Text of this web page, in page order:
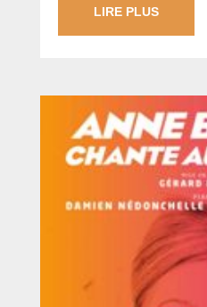
LIRE PLUS